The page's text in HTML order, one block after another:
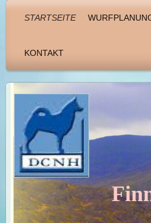
STARTSEITE
KONTAKT